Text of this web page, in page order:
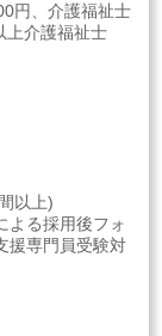
円、介護福祉士
上介護福祉士
以上)
よる採用後フォ
援専門員受験対